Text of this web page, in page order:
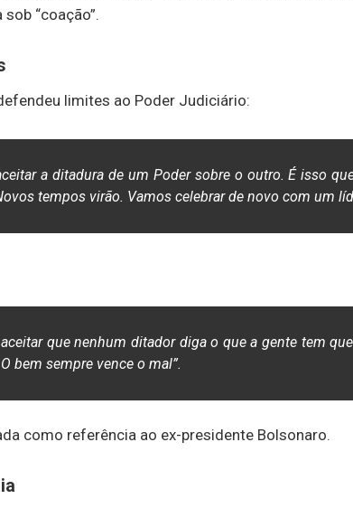
“coação”.
limites ao Poder Judiciário:
a ditadura de um Poder sobre o outro. É isso
tempos virão. Vamos celebrar de novo com um
que nenhum ditador diga o que a gente tem
bem sempre vence o mal”.
como referência ao ex-presidente Bolsonaro.